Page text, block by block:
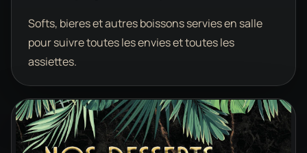
Softs, bieres et autres boissons servies en salle
pour suivre toutes les envies et toutes les
assiettes.